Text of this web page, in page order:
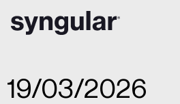
19/03/2026